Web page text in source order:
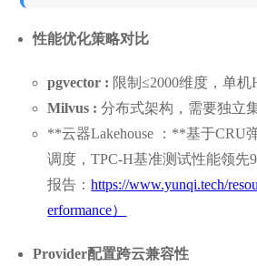
性能优化策略对比
pgvector : 限制≤2000维度，单机
Milvus : 分布式架构，需要独立
**云器Lakehouse ：**基于CRU
调度，TPC-H基准测试性能领先
报告：https://www.yunqi.tech/
erformance）
Provider配置跨云兼容性